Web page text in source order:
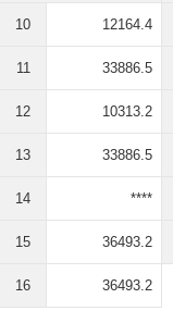
10 12164.4
11 33886.5
12 10313.2
13 33886.5
14 ****
15 36493.2
16 36493.2